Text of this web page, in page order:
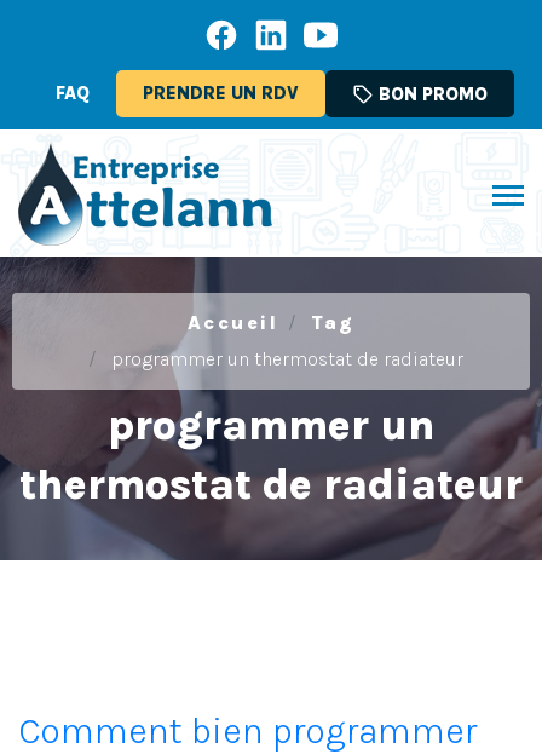
FAQ PRENDRE UN RDV sell BON PROMO
Accueil
Tag
programmer un thermostat de radiateur
programmer un
thermostat de radiateur
Comment bien programmer